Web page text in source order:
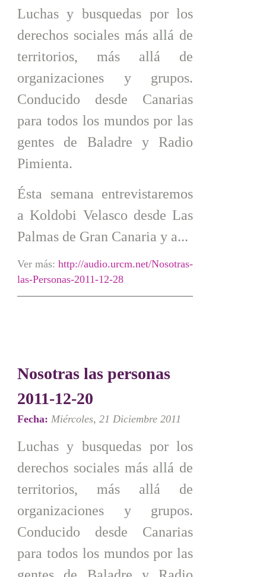
Luchas y busquedas por los
derechos sociales más allá de
territorios, más allá de
organizaciones y grupos.
Conducido desde Canarias
para todos los mundos por las
gentes de Baladre y Radio
Pimienta.
Ésta semana entrevistaremos
a Koldobi Velasco desde Las
Palmas de Gran Canaria y a...
Ver más: http://audio.urcm.net/Nosotras-
las-Personas-2011-12-28
Nosotras las personas
2011-12-20
Fecha: Miércoles, 21 Diciembre 2011
Luchas y busquedas por los
derechos sociales más allá de
territorios, más allá de
organizaciones y grupos.
Conducido desde Canarias
para todos los mundos por las